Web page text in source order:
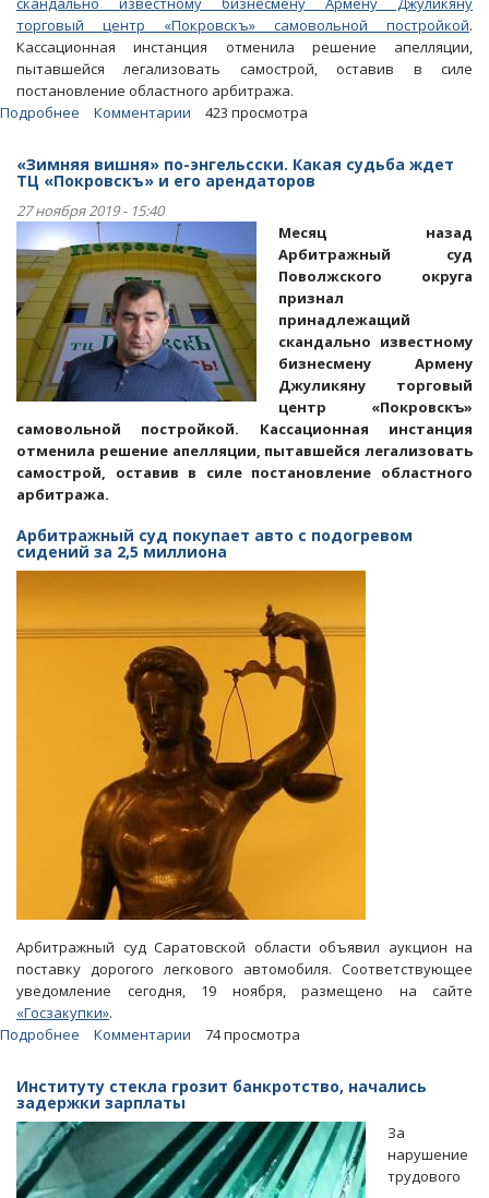
торговый центр «Покровскъ» самовольной постройкой.
Кассационная инстанция отменила решение апелляции,
пытавшейся легализовать самострой, оставив в силе
постановление областного арбитража.
Подробнее
чиновники
и
помогают
владельцу
энгельсской
«Зимней
вишни»
Комментарии 423 просмотра
«Зимняя вишня» по-энгельсски. Какая судьба ждет
ТЦ «Покровскъ» и его арендаторов
27 ноября 2019 - 15:40
Месяц назад
Арбитражный суд
Поволжского округа
признал
принадлежащий
скандально известному
бизнесмену Армену
Джуликяну торговый
центр «Покровскъ»
самовольной постройкой. Кассационная инстанция
отменила решение апелляции, пытавшейся легализовать
самострой, оставив в силе постановление областного
арбитража.
Арбитражный суд покупает авто с подогревом
сидений за 2,5 миллиона
Арбитражный суд Саратовской области объявил аукцион на
поставку дорогого легкового автомобиля. Соответствующее
уведомление сегодня, 19 ноября, размещено на сайте
«Госзакупки».
Подробнее
покупает
авто
подогревом
сидений
Комментарии 74 просмотра
Институту стекла грозит банкротство, начались
задержки зарплаты
За
нарушение
трудового